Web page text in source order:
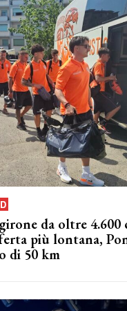
da oltre
più lontana,
di 50 km